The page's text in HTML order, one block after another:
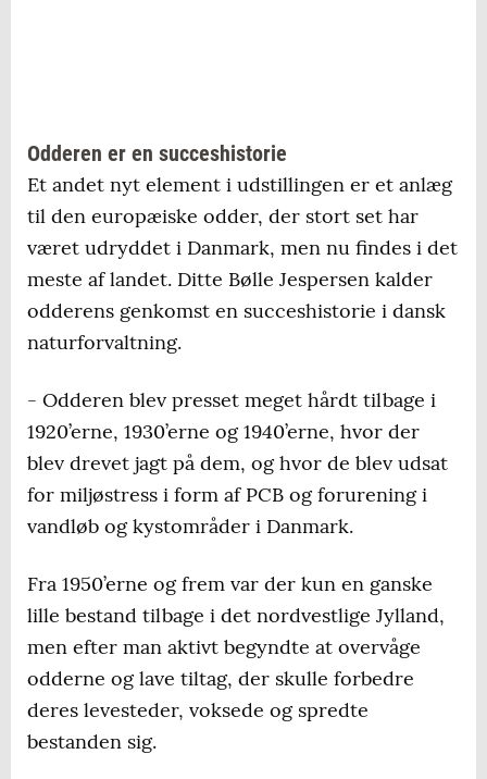
Odderen er en succeshistorie
Et andet nyt element i udstillingen er et anlæg
til den europæiske odder, der stort set har
været udryddet i Danmark, men nu findes i det
meste af landet. Ditte Bølle Jespersen kalder
odderens genkomst en succeshistorie i dansk
naturforvaltning.
- Odderen blev presset meget hårdt tilbage i
1920’erne, 1930’erne og 1940’erne, hvor der
blev drevet jagt på dem, og hvor de blev udsat
for miljøstress i form af PCB og forurening i
vandløb og kystområder i Danmark.
Fra 1950’erne og frem var der kun en ganske
lille bestand tilbage i det nordvestlige Jylland,
men efter man aktivt begyndte at overvåge
odderne og lave tiltag, der skulle forbedre
deres levesteder, voksede og spredte
bestanden sig.